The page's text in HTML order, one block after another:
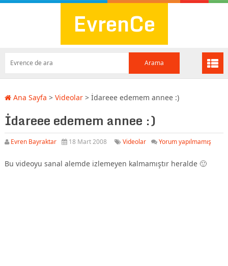
EvrenCe
Ana Sayfa > Videolar> İdareee edemem annee :)
İdareee edemem annee :)
Evren Bayraktar 18 Mart 2008 Videolar Yorum yapılmamış
Bu videoyu sanal alemde izlemeyen kalmamıştır heralde 🙂